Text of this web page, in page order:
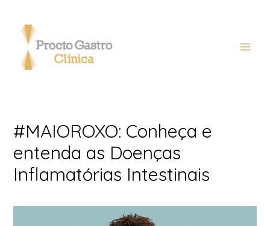
#MAIOROXO: Conheça e
entenda as Doenças
Inflamatórias Intestinais